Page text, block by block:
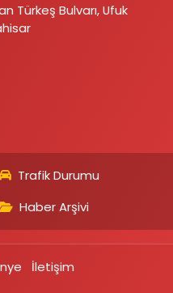
Türkeş Bulvarı, Ufuk
Trafik Durumu
Haber Arşivi
İletişim